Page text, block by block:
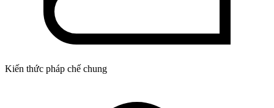
Kiến thức pháp chế chung